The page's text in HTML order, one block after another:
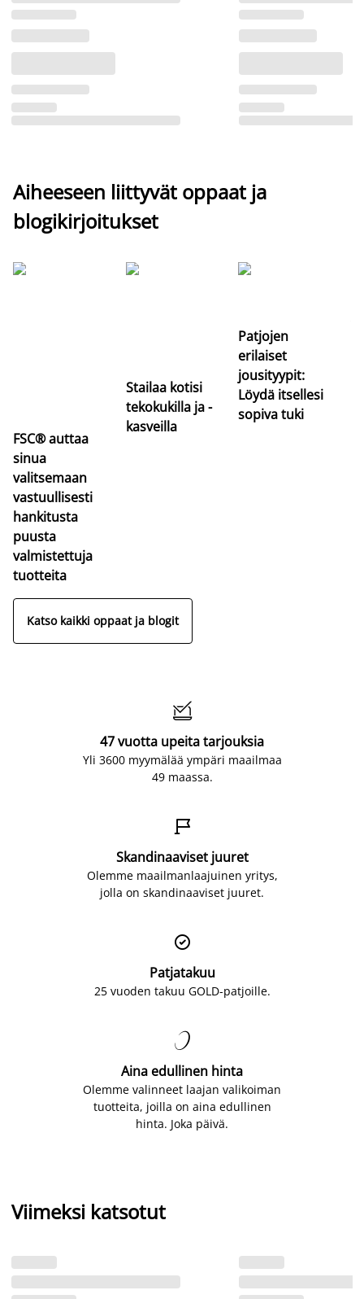
Aiheeseen liittyvät oppaat ja
blogikirjoitukset
FSC® auttaa
sinua
valitsemaan
vastuullisesti
hankitusta
puusta
valmistettuja
tuotteita
Stailaa kotisi
tekokukilla ja -
kasveilla
Patjojen
erilaiset
jousityypit:
Löydä itsellesi
sopiva tuki
Katso kaikki oppaat ja blogit

47 vuotta upeita tarjouksia
Yli 3600 myymälää ympäri maailmaa
49 maassa.

Skandinaaviset juuret
Olemme maailmanlaajuinen yritys,
jolla on skandinaaviset juuret.

Patjatakuu
25 vuoden takuu GOLD-patjoille.

Aina edullinen hinta
Olemme valinneet laajan valikoiman
tuotteita, joilla on aina edullinen
hinta. Joka päivä.
Viimeksi katsotut